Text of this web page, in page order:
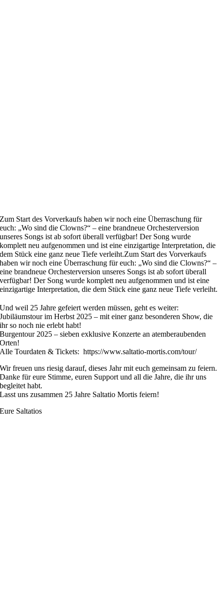
Zum Start des Vorverkaufs haben wir noch eine Überraschung für
euch: „Wo sind die Clowns?“ – eine brandneue Orchesterversion
unseres Songs ist ab sofort überall verfügbar! Der Song wurde
komplett neu aufgenommen und ist eine einzigartige Interpretation, die
dem Stück eine ganz neue Tiefe verleiht.Zum Start des Vorverkaufs
haben wir noch eine Überraschung für euch: „Wo sind die Clowns?“ –
eine brandneue Orchesterversion unseres Songs ist ab sofort überall
verfügbar! Der Song wurde komplett neu aufgenommen und ist eine
einzigartige Interpretation, die dem Stück eine ganz neue Tiefe verleiht.
Und weil 25 Jahre gefeiert werden müssen, geht es weiter:
Jubiläumstour im Herbst 2025 – mit einer ganz besonderen Show, die
ihr so noch nie erlebt habt!
Burgentour 2025 – sieben exklusive Konzerte an atemberaubenden
Orten!
Alle Tourdaten & Tickets: https://www.saltatio-mortis.com/tour/
Wir freuen uns riesig darauf, dieses Jahr mit euch gemeinsam zu feiern.
Danke für eure Stimme, euren Support und all die Jahre, die ihr uns
begleitet habt.
Lasst uns zusammen 25 Jahre Saltatio Mortis feiern!
Eure Saltatios